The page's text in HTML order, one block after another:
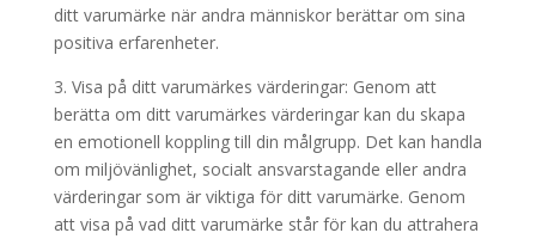
ditt varumärke när andra människor berättar om sina
positiva erfarenheter.
3. Visa på ditt varumärkes värderingar: Genom att
berätta om ditt varumärkes värderingar kan du skapa
en emotionell koppling till din målgrupp. Det kan handla
om miljövänlighet, socialt ansvarstagande eller andra
värderingar som är viktiga för ditt varumärke. Genom
att visa på vad ditt varumärke står för kan du attrahera